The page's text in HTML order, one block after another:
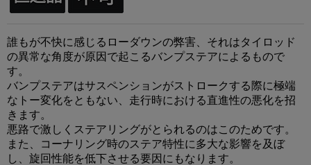
誰もが不快に感じるローダウンの弊害、それはタイロッド
の異常な角度が原因で起こるバンプステアによるもので
す。
バンプステアはサスペンションがストロークする際に極端
なトー変化をともない、走行時における直進性の悪化を招
きます。
悪路で激しくステアリングがとられるのはこのためです。
また、コーナリング時のステア特性に多大な影響を及ぼ
し、旋回性能を低下させる要因にもなります。